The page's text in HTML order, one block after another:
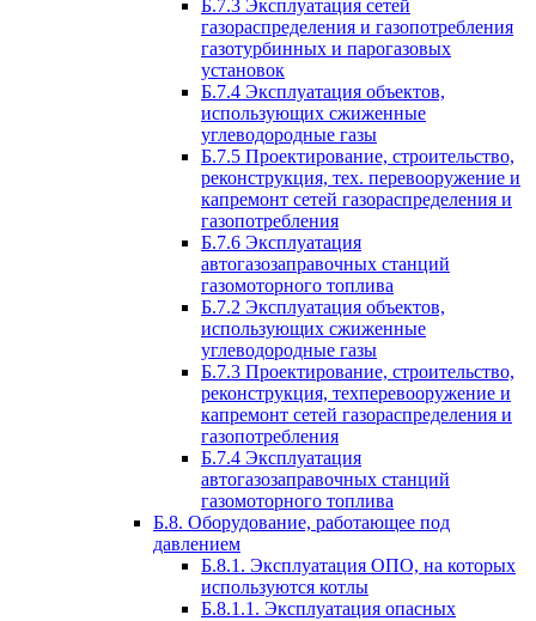
Б.7.3 Эксплуатация сетей
газораспределения и газопотребления
газотурбинных и парогазовых
установок
Б.7.4 Эксплуатация объектов,
использующих сжиженные
углеводородные газы
Б.7.5 Проектирование, строительство,
реконструкция, тех. перевооружение и
капремонт сетей газораспределения и
газопотребления
Б.7.6 Эксплуатация
автогазозаправочных станций
газомоторного топлива
Б.7.2 Эксплуатация объектов,
использующих сжиженные
углеводородные газы
Б.7.3 Проектирование, строительство,
реконструкция, техперевооружение и
капремонт сетей газораспределения и
газопотребления
Б.7.4 Эксплуатация
автогазозаправочных станций
газомоторного топлива
Б.8. Оборудование, работающее под
давлением
Б.8.1. Эксплуатация ОПО, на которых
используются котлы
Б.8.1.1. Эксплуатация опасных